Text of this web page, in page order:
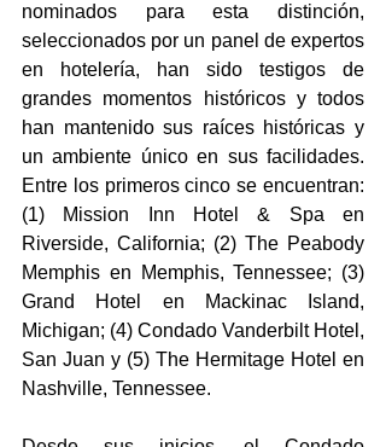
nominados para esta distinción,
seleccionados por un panel de expertos
en hotelería, han sido testigos de
grandes momentos históricos y todos
han mantenido sus raíces históricas y
un ambiente único en sus facilidades.
Entre los primeros cinco se encuentran:
(1) Mission Inn Hotel & Spa en
Riverside, California; (2) The Peabody
Memphis en Memphis, Tennessee; (3)
Grand Hotel en Mackinac Island,
Michigan; (4) Condado Vanderbilt Hotel,
San Juan y (5) The Hermitage Hotel en
Nashville, Tennessee.